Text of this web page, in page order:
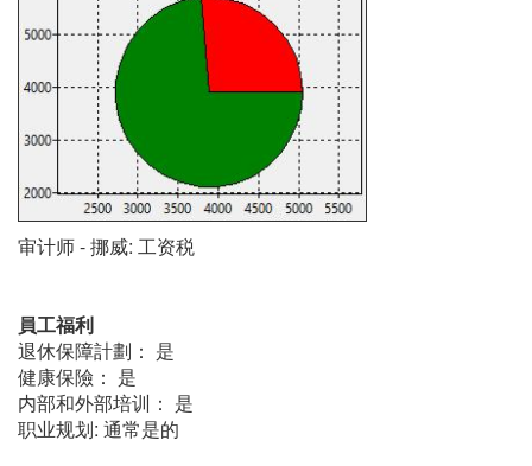
审计师 - 挪威: 工资税
員工福利
退休保障計劃： 是
健康保險： 是
内部和外部培训： 是
职业规划: 通常是的